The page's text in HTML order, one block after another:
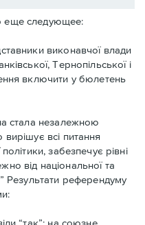
еще следующее:
виконавчої влади
Тернопільської і
включити у бюлетень
стала незалежною
всі питання
забезпечує рівні
від національної та
Результати референдуму